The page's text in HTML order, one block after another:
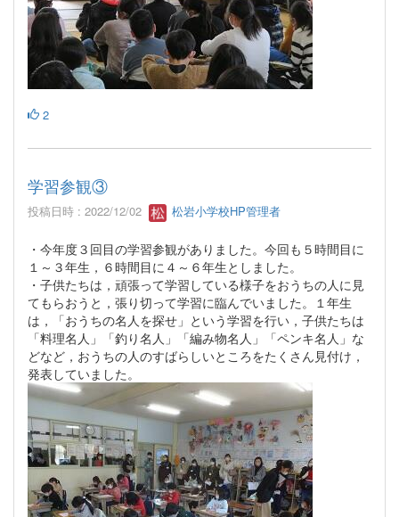
2
学習参観③
投稿日時 : 2022/12/02 松岩小学校HP管理者
・今年度３回目の学習参観がありました。今回も５時間目に
１～３年生，６時間目に４～６年生としました。
・子供たちは，頑張って学習している様子をおうちの人に見
てもらおうと，張り切って学習に臨んでいました。１年生
は，「おうちの名人を探せ」という学習を行い，子供たちは
「料理名人」「釣り名人」「編み物名人」「ペンキ名人」な
どなど，おうちの人のすばらしいところをたくさん見付け，
発表していました。